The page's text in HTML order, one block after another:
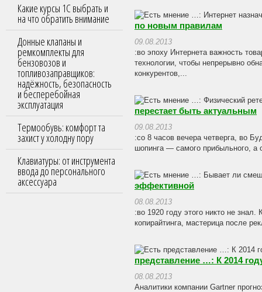
Какие курсы 1С выбрать и
на что обратить внимание
Донные клапаны и
ремкомплекты для
бензовозов и
топливозаправщиков:
надёжность, безопасность
и бесперебойная
эксплуатация
Термообувь: комфорт та
захист у холодну пору
Клавиатуры: от инструмента
ввода до персонального
аксессуара
по новым правилам
09.08.2013
:во эпоху Интернета важность
технологии, чтобы непрерывно
конкурентов,...
перестает быть актуальным
09.08.2013
:со 8 часов вечера четверга, во
шопинга — самого прибыльного, а
эффективной
08.08.2013
:во 1920 году этого никто не
копирайтинга, мастерица после
представление …: К 2014
08.08.2013
Аналитики компании Gartner